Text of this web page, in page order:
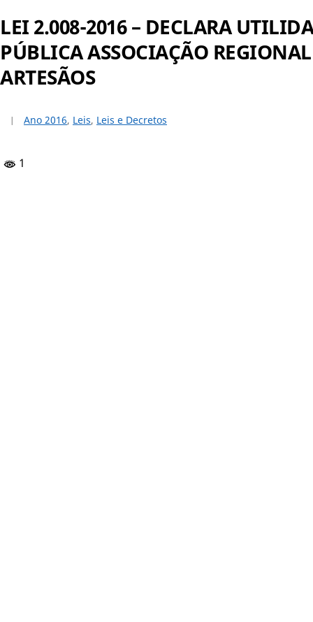
LEI 2.008-2016 – DECLARA
PÚBLICA ASSOCIAÇÃO
ARTESÃOS
Ano 2016, Leis, Leis e Decretos
1